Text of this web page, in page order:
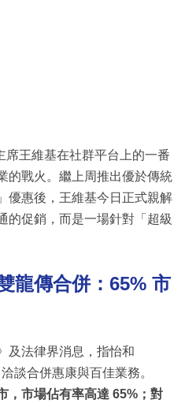
王維基在社群平台上的一番
的戰火。繼上周推出優於傳統
優惠後，王維基今日正式親解
促銷，而是一場針對「超級
龍傳合併：65% 市
及法律界消息，指怡和
談合併惠康與百佳業務。
，市場佔有率高達 65%；對